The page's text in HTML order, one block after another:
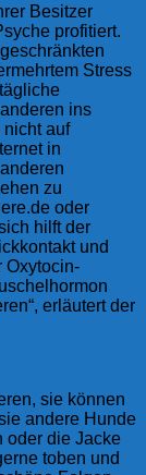
Besitzer
profitiert.
Stress
ins
nicht auf
in
zu
oder
hilft der
und
Oxytocin-
erläutert der
sie können
andere Hunde
oder die Jacke
toben und